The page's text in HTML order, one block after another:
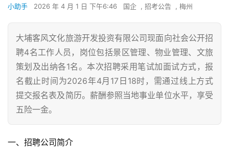
小助手 2026 年 4 月 1 日 下午6:46 国企 , 招考公告 , 梅州
大埔客风文化旅游开发投资有限公司现面向社会公开招
聘4名工作人员，岗位包括景区管理、物业管理、文旅
策划及出纳各1名。本次招聘采用笔试加面试方式，报
名截止时间为2026年4月17日18时，需通过线上方式
提交报名表及简历。薪酬参照当地事业单位水平，享受
五险一金。
一、招聘公司简介